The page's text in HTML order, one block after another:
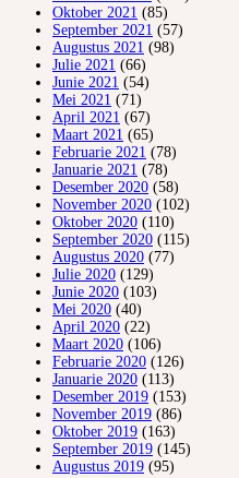
Oktober 2021 (85)
September 2021 (57)
Augustus 2021 (98)
Julie 2021 (66)
Junie 2021 (54)
Mei 2021 (71)
April 2021 (67)
Maart 2021 (65)
Februarie 2021 (78)
Januarie 2021 (78)
Desember 2020 (58)
November 2020 (102)
Oktober 2020 (110)
September 2020 (115)
Augustus 2020 (77)
Julie 2020 (129)
Junie 2020 (103)
Mei 2020 (40)
April 2020 (22)
Maart 2020 (106)
Februarie 2020 (126)
Januarie 2020 (113)
Desember 2019 (153)
November 2019 (86)
Oktober 2019 (163)
September 2019 (145)
Augustus 2019 (95)